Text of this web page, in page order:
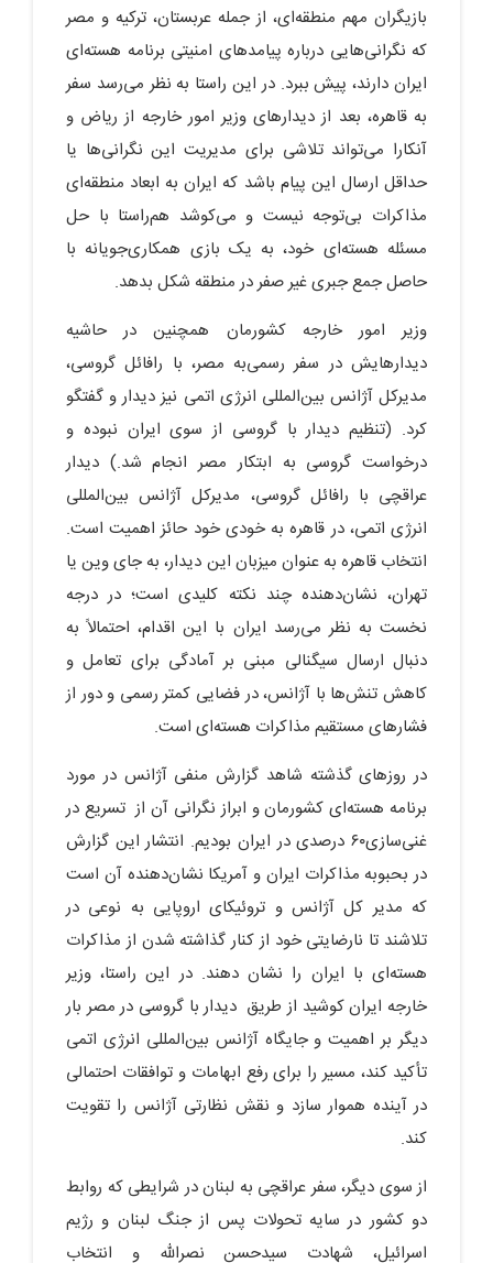
بازیگران مهم منطقه‌ای، از جمله عربستان، ترکیه و مصر
که نگرانی‌هایی درباره پیامدهای امنیتی برنامه هسته‌ای
ایران دارند، پیش ببرد. در این راستا به نظر می‌رسد سفر
به قاهره، بعد از دیدارهای وزیر امور خارجه از ریاض و
آنکارا می‌تواند تلاشی برای مدیریت این نگرانی‌ها یا
حداقل ارسال این پیام باشد که ایران به ابعاد منطقه‌ای
مذاکرات بی‌توجه نیست و می‌کوشد هم‌راستا با حل
مسئله هسته‌ای خود، به یک بازی همکاری‌جویانه با
حاصل جمع جبری غیر صفر در منطقه شکل بدهد.
وزیر امور خارجه کشورمان همچنین در حاشیه
دیدارهایش در سفر رسمی‌به مصر، با رافائل گروسی،
مدیرکل آژانس بین‌المللی انرژی اتمی نیز دیدار و گفتگو
کرد. (تنظیم دیدار با گروسی از سوی ایران نبوده و
درخواست گروسی به ابتکار مصر انجام شد.) دیدار
عراقچی با رافائل گروسی، مدیرکل آژانس بین‌المللی
انرژی اتمی، در قاهره به خودی خود حائز اهمیت است.
انتخاب قاهره به عنوان میزبان این دیدار، به جای وین یا
تهران، نشان‌دهنده چند نکته کلیدی است؛ در درجه
نخست به نظر می‌رسد ایران با این اقدام، احتمالاً به
دنبال ارسال سیگنالی مبنی بر آمادگی برای تعامل و
کاهش تنش‌ها با آژانس، در فضایی کمتر رسمی و دور از
فشارهای مستقیم مذاکرات هسته‌ای است.
در روزهای گذشته شاهد گزارش منفی آژانس در مورد
برنامه هسته‌ای کشورمان و ابراز نگرانی آن از تسریع در
غنی‌سازی۶۰ درصدی در ایران بودیم. انتشار این گزارش
در بحبوبه مذاکرات ایران و آمریکا نشان‌دهنده آن است
که مدیر کل آژانس و تروئیکای اروپایی به نوعی در
تلاشند تا نارضایتی خود از کنار گذاشته شدن از مذاکرات
هسته‌ای با ایران را نشان دهند. در این راستا، وزیر
خارجه ایران کوشید از طریق دیدار با گروسی در مصر بار
دیگر بر اهمیت و جایگاه آژانس بین‌المللی انرژی اتمی
تأکید کند، مسیر را برای رفع ابهامات و توافقات احتمالی
در آینده هموار سازد و نقش نظارتی آژانس را تقویت
کند.
از سوی دیگر، سفر عراقچی به لبنان در شرایطی که روابط
دو کشور در سایه تحولات پس از جنگ لبنان و رژیم
اسرائیل، شهادت سیدحسن نصرالله و انتخاب